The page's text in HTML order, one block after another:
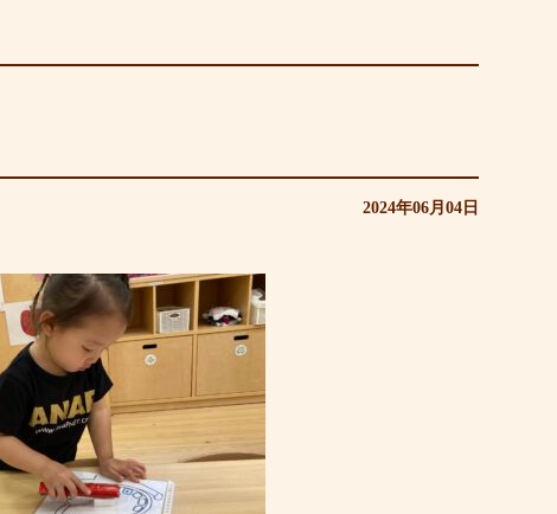
2024年06月04日